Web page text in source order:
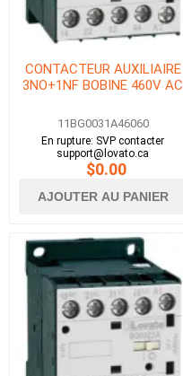
CONTACTEUR AUXILIAIRE
3NO+1NF BOBINE 460V AC
11BG0031A46060
En rupture: SVP contacter
support@lovato.ca
$0.00
AJOUTER AU PANIER